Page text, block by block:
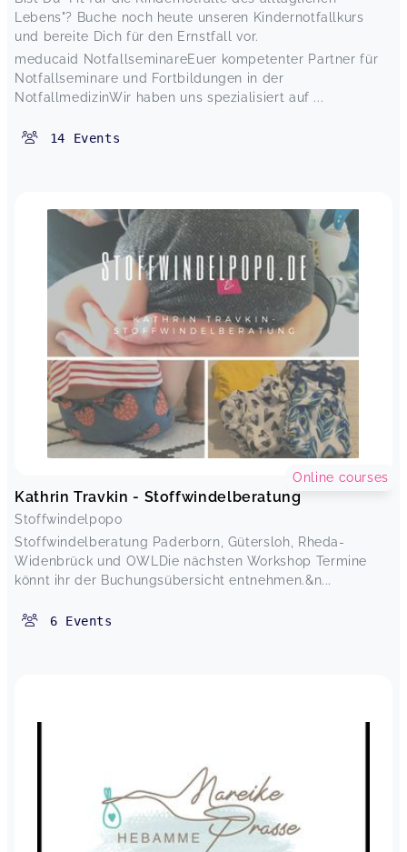
Lebens"? Buche noch heute unseren Kindernotfallkurs
und bereite Dich für den Ernstfall vor.
meducaid NotfallseminareEuer kompetenter Partner für
Notfallseminare und Fortbildungen in der
NotfallmedizinWir haben uns spezialisiert auf ...
14 Events
Kathrin Travkin - Stoffwindelberatung
Stoffwindelpopo
Stoffwindelberatung Paderborn, Gütersloh, Rheda-
Widenbrück und OWLDie nächsten Workshop Termine
könnt ihr der Buchungsübersicht entnehmen.&n...
Online courses
6 Events